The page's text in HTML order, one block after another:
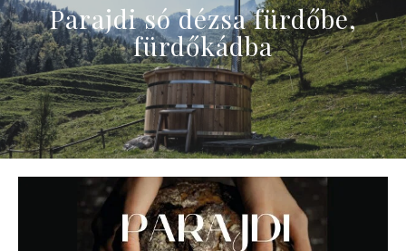
Parajdi só dézsa fürdőbe,
fürdőkádba